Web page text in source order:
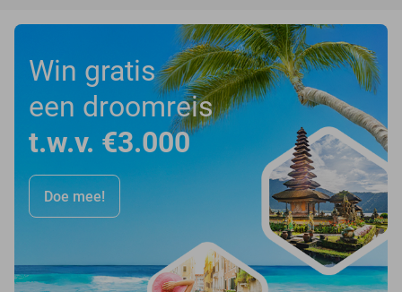
Win gratis
een droomreis
t.w.v. €3.000
Doe mee!